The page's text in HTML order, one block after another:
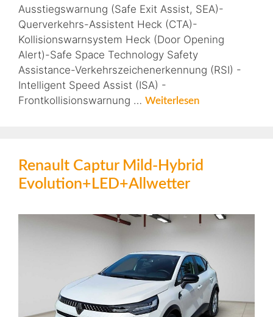
Ausstiegswarnung (Safe Exit Assist, SEA)-
Querverkehrs-Assistent Heck (CTA)-
Kollisionswarnsystem Heck (Door Opening
Alert)-Safe Space Technology Safety
Assistance-Verkehrszeichenerkennung (RSI) -
Intelligent Speed Assist (ISA) -
Frontkollisionswarnung … Weiterlesen
Renault Captur Mild-Hybrid
Evolution+LED+Allwetter